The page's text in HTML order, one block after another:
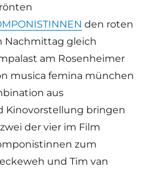
den roten
Nachmittag gleich
am Rosenheimer
musica femina münchen
aus
Kinovorstellung bringen
der vier im Film
zum
und Tim van